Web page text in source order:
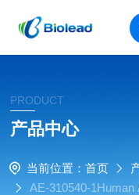
PRODUCT
产品中心
当前位置： 首页
AE-310540-